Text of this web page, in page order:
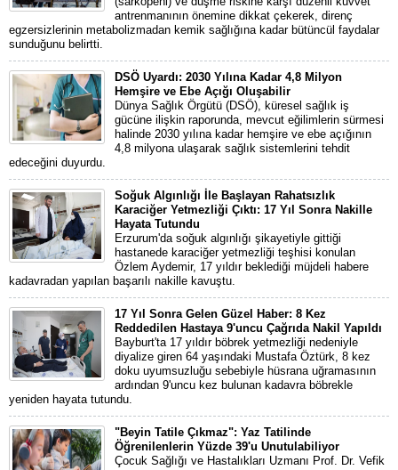
antrenmanının önemine dikkat çekerek, direnç
egzersizlerinin metabolizmadan kemik sağlığına kadar bütüncül faydalar
sunduğunu belirtti.
DSÖ Uyardı: 2030 Yılına Kadar 4,8 Milyon
Hemşire ve Ebe Açığı Oluşabilir
Dünya Sağlık Örgütü (DSÖ), küresel sağlık iş
gücüne ilişkin raporunda, mevcut eğilimlerin sürmesi
halinde 2030 yılına kadar hemşire ve ebe açığının
4,8 milyona ulaşarak sağlık sistemlerini tehdit
edeceğini duyurdu.
Soğuk Algınlığı İle Başlayan Rahatsızlık
Karaciğer Yetmezliği Çıktı: 17 Yıl Sonra Nakille
Hayata Tutundu
Erzurum'da soğuk algınlığı şikayetiyle gittiği
hastanede karaciğer yetmezliği teşhisi konulan
Özlem Aydemir, 17 yıldır beklediği müjdeli habere
kadavradan yapılan başarılı nakille kavuştu.
17 Yıl Sonra Gelen Güzel Haber: 8 Kez
Reddedilen Hastaya 9'uncu Çağrıda Nakil Yapıldı
Bayburt'ta 17 yıldır böbrek yetmezliği nedeniyle
diyalize giren 64 yaşındaki Mustafa Öztürk, 8 kez
doku uyumsuzluğu sebebiyle hüsrana uğramasının
ardından 9'uncu kez bulunan kadavra böbrekle
yeniden hayata tutundu.
"Beyin Tatile Çıkmaz": Yaz Tatilinde
Öğrenilenlerin Yüzde 39'u Unutulabiliyor
Çocuk Sağlığı ve Hastalıkları Uzmanı Prof. Dr. Vefik